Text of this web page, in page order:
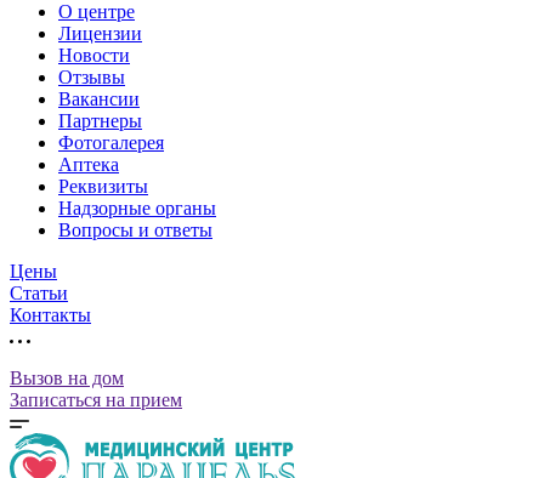
О центре
Лицензии
Новости
Отзывы
Вакансии
Партнеры
Фотогалерея
Аптека
Реквизиты
Надзорные органы
Вопросы и ответы
Цены
Статьи
Контакты
Вызов на дом
Записаться на прием